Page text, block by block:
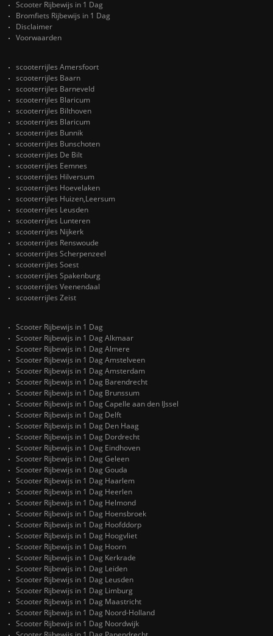
Scooter Rijbewijs in 1 Dag
Bromfiets Rijbewijs in 1 Dag
Disclaimer
Voorwaarden
scooterrijles Amersfoort
scooterrijles Baarn
scooterrijles Barneveld
scooterrijles Blaricum
scooterrijles Bilthoven
scooterrijles Blaricum
scooterrijles Bunnik
scooterrijles Bunschoten
scooterrijles De Bilt
scooterrijles Eemnes
scooterrijles Hilversum
scooterrijles Hoevelaken
scooterrijles Huizen,Leersum
scooterrijles Leusden
scooterrijles Lunteren
scooterrijles Nijkerk
scooterrijles Renswoude
scooterrijles Scherpenzeel
scooterrijles Soest
scooterrijles Spakenburg
scooterrijles Veenendaal
scooterrijles Zeist
Scooter Rijbewijs in 1 Dag
Scooter Rijbewijs in 1 Dag Alkmaar
Scooter Rijbewijs in 1 Dag Almere
Scooter Rijbewijs in 1 Dag Amstelveen
Scooter Rijbewijs in 1 Dag Amsterdam
Scooter Rijbewijs in 1 Dag Barendrecht
Scooter Rijbewijs in 1 Dag Brunssum
Scooter Rijbewijs in 1 Dag Capelle aan den IJssel
Scooter Rijbewijs in 1 Dag Delft
Scooter Rijbewijs in 1 Dag Den Haag
Scooter Rijbewijs in 1 Dag Dordrecht
Scooter Rijbewijs in 1 Dag Eindhoven
Scooter Rijbewijs in 1 Dag Geleen
Scooter Rijbewijs in 1 Dag Gouda
Scooter Rijbewijs in 1 Dag Haarlem
Scooter Rijbewijs in 1 Dag Heerlen
Scooter Rijbewijs in 1 Dag Helmond
Scooter Rijbewijs in 1 Dag Hoensbroek
Scooter Rijbewijs in 1 Dag Hoofddorp
Scooter Rijbewijs in 1 Dag Hoogvliet
Scooter Rijbewijs in 1 Dag Hoorn
Scooter Rijbewijs in 1 Dag Kerkrade
Scooter Rijbewijs in 1 Dag Leiden
Scooter Rijbewijs in 1 Dag Leusden
Scooter Rijbewijs in 1 Dag Limburg
Scooter Rijbewijs in 1 Dag Maastricht
Scooter Rijbewijs in 1 Dag Noord-Holland
Scooter Rijbewijs in 1 Dag Noordwijk